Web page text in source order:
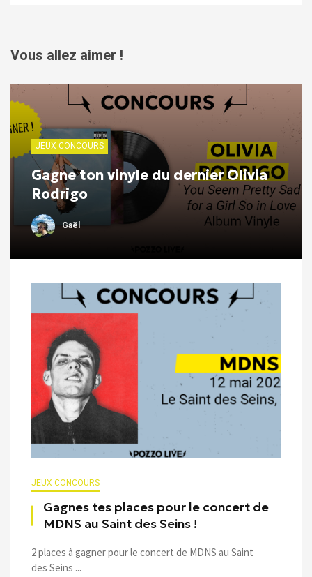
Vous allez aimer !
JEUX CONCOURS
Gagne ton vinyle du dernier Olivia
Rodrigo
Gaël
JEUX CONCOURS
Gagnes tes places pour le concert de
MDNS au Saint des Seins !
2 places à gagner pour le concert de MDNS au Saint
des Seins ...